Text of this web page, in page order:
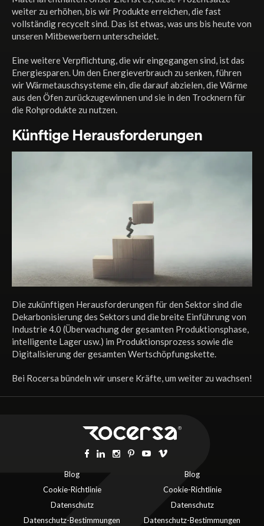
weiter zu erhöhen, bis wir Produkte erreichen, die fast
vollständig recycelt sind. Das ist etwas, was uns bis heute von
unseren Mitbewerbern unterscheidet.
Eine weitere Verpflichtung, die wir eingegangen sind, ist das
Energiesparen. Um den Energieverbrauch zu senken, führen
wir Wärmetauschsysteme ein, die darauf abzielen, die Wärme
aus den Öfen zurückzugewinnen und sie in den Trocknern für
die Rohprodukte zu nutzen.
Künftige Herausforderungen
Die zukünftigen Herausforderungen für den Sektor sind die
Dekarbonisierung des Sektors und die breite Einführung von
Industrie 4.0 (Überwachung der gesamten Produktionsphase,
intelligente Lager usw.) im Produktionsprozess sowie die
Digitalisierung der gesamten Wertschöpfungskette.
Bei Rocersa bündeln wir unsere Kräfte, um weiter zu wachsen!
Blog
Cookie-Richtlinie
Datenschutz
Datenschutz-Bestimmungen
Blog
Cookie-Richtlinie
Datenschutz
Datenschutz-Bestimmungen